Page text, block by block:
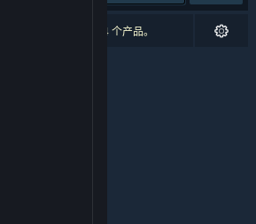
您的偏好，已排除了 4 个产品。